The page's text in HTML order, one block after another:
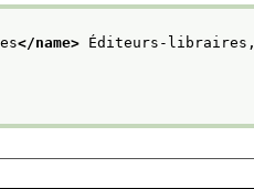
</name> Éditeurs-libraires,